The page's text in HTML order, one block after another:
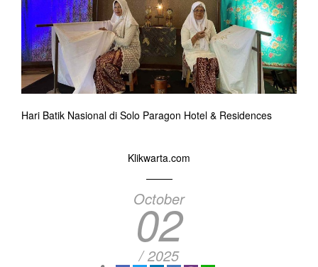
Hari Batik Nasional di Solo Paragon Hotel & Residences
Klikwarta.com
October
02
/ 2025